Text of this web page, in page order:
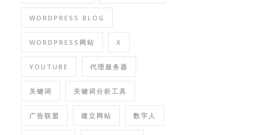
WORDPRESS BLOG
WORDPRESS网站 X
YOUTUBE 代理服务器
关键词 关键词分析工具
广告联盟 建立网站 数字人